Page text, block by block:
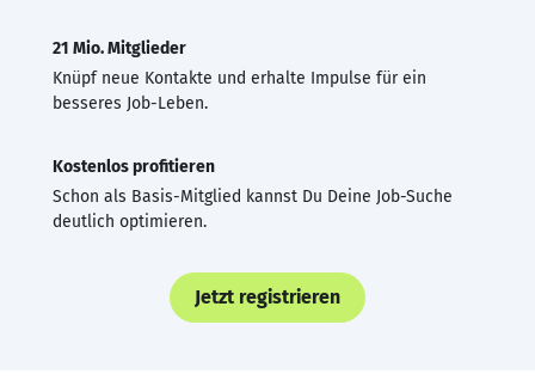
21 Mio. Mitglieder
Knüpf neue Kontakte und erhalte Impulse für ein
besseres Job-Leben.
Kostenlos profitieren
Schon als Basis-Mitglied kannst Du Deine Job-Suche
deutlich optimieren.
Jetzt registrieren